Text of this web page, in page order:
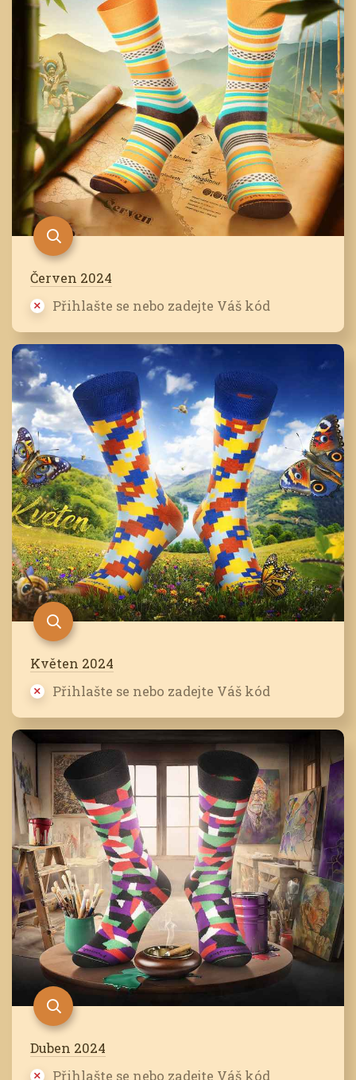
Červen 2024
Přihlašte se nebo zadejte Váš kód
Květen 2024
Přihlašte se nebo zadejte Váš kód
Duben 2024
Přihlašte se nebo zadejte Váš kód